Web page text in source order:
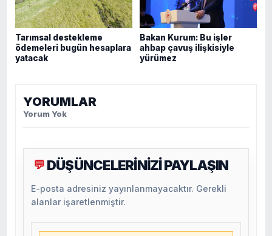
Tarımsal destekleme
ödemeleri bugün hesaplara
yatacak
Bakan Kurum: Bu işler
ahbap çavuş ilişkisiyle
yürümez
YORUMLAR
Yorum Yok
💬 DÜŞÜNCELERİNİZİ PAYLAŞIN
E-posta adresiniz yayınlanmayacaktır. Gerekli
alanlar işaretlenmiştir.